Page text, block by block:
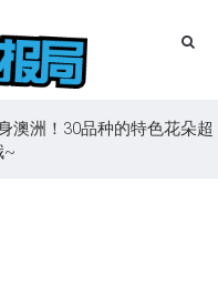
澳洲！30品种的特色花朵超
~